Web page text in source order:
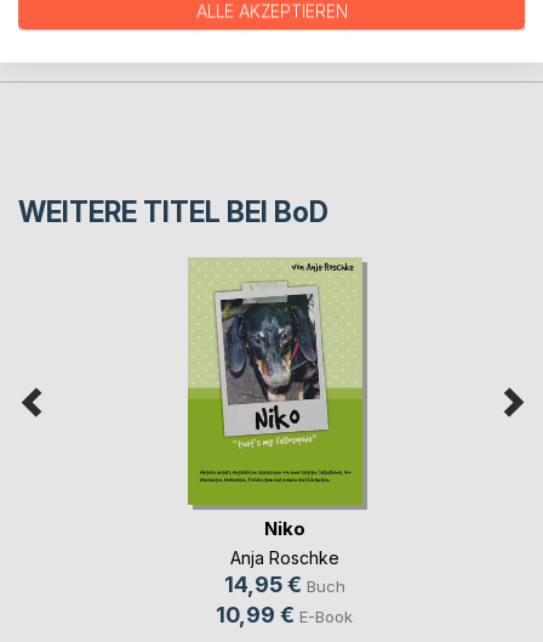
WEITERE TITEL BEI BoD
Niko
Anja Roschke
14,95 € Buch
10,99 € E-Book
ALLE AKZEPTIEREN